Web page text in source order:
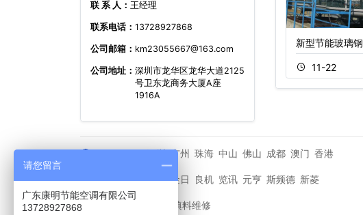
联 系 人： 王经理
联系电话： 13728927868
公司邮箱： km23055667@163.com
公司地址： 深圳市龙华区龙华大道2125
号卫东龙商务大厦A座
1916A
方形横流式冷却塔
670
125吨不锈钢复合
11-22
新型节能玻璃
11-22
深圳 广州 珠海 中山 佛山 成都 澳门 香港
其他品牌 马利 金日 良机 览讯 元亨 斯频德 新菱
冷却塔填料维修
请您留言
广东康明节能空调有限公司
13728927868